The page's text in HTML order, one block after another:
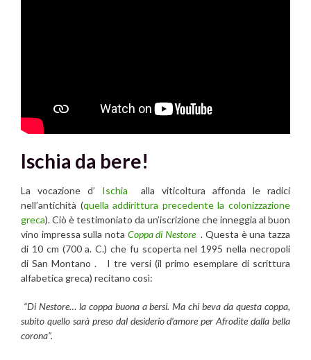
Ischia da bere!
La vocazione d’ Ischia alla viticoltura affonda le radici
nell’antichità (quella addirittura precedente la colonizzazione
greca). Ciò è testimoniato da un’iscrizione che inneggia al buon
vino impressa sulla nota Coppa di Nestore. Questa è una tazza
di 10 cm (700 a. C.) che fu scoperta nel 1995 nella necropoli
di San Montano . I tre versi (il primo esemplare di scrittura
alfabetica greca) recitano così:
“Di Nestore… la coppa buona a bersi. Ma chi beva da questa coppa,
subito quello sarà preso dal desiderio d’amore per Afrodite dalla bella
corona”.